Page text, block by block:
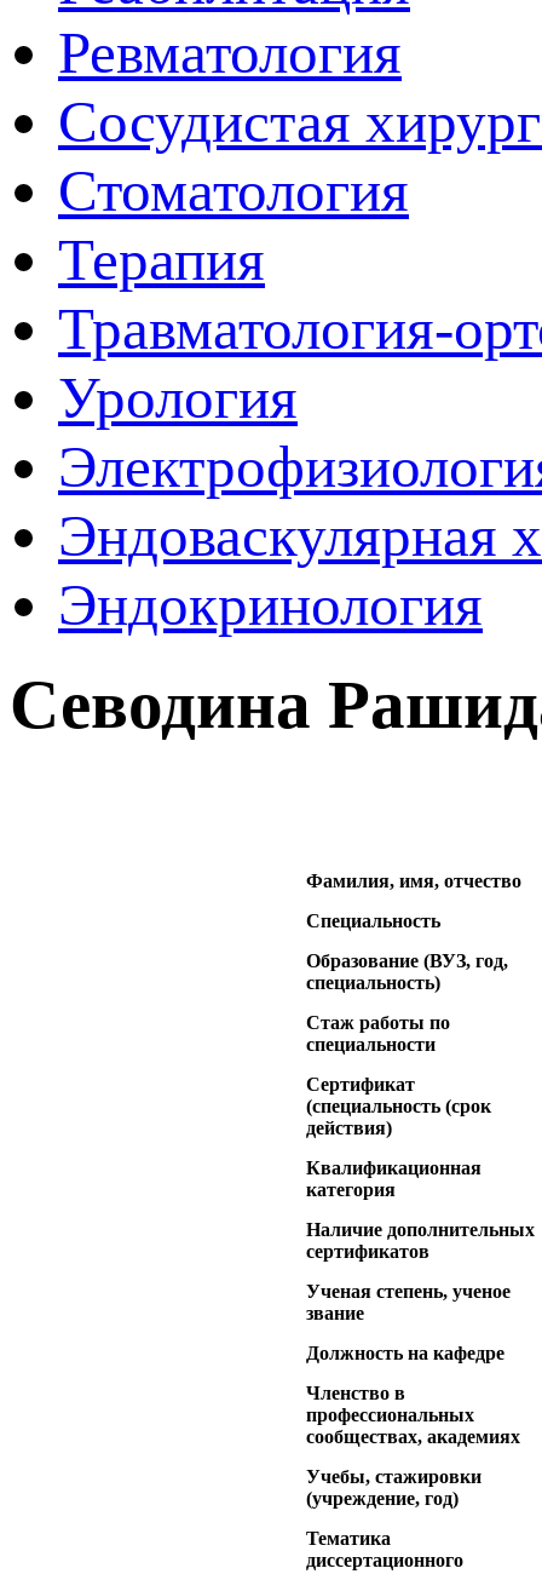
Ревматология
Сосудистая
Стоматология
Терапия
Травматология-
Урология
Эндоваскулярная
Эндокринология
Севодина
Фамилия, имя, отчество
Специальность
Образование (ВУЗ, год,
специальность)
Стаж работы по
специальности
Сертификат
(специальность (срок
действия)
Квалификационная
категория
Наличие дополнительных
сертификатов
Ученая степень, ученое
звание
Должность на кафедре
Членство в
профессиональных
сообществах, академиях
Учебы, стажировки
(учреждение, год)
Тематика
диссертационного